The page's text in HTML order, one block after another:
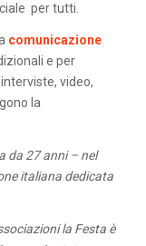
per tutti.
comunicazione
e per
video,
la
da 27 anni – nel
italiana dedicata
la Festa è